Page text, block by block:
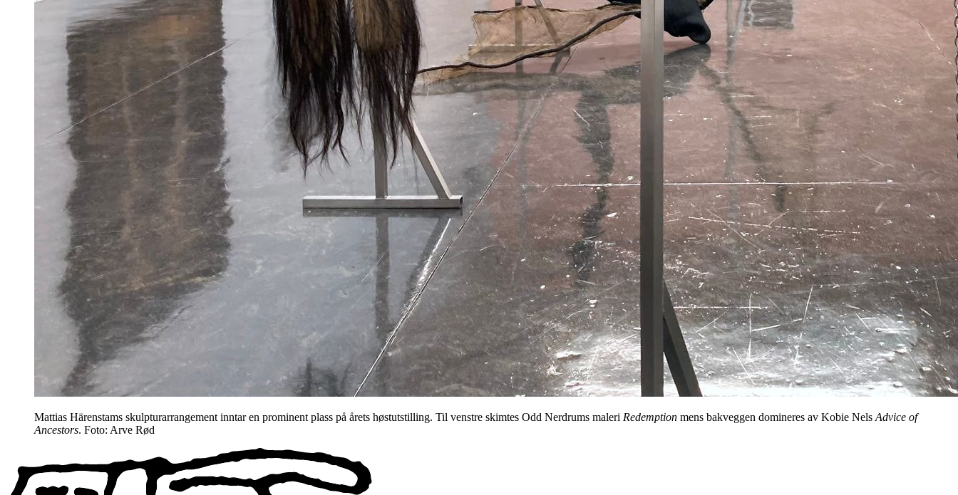
Mattias Härenstams skulpturarrangement inntar en prominent plass på årets høstutstilling. Til venstre skimtes Odd Nerdrums maleri Redemption mens bakveggen domineres av Kobie Nels Advice of
Ancestors. Foto: Arve Rød